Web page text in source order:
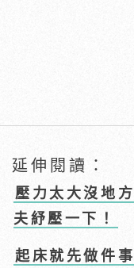
延伸閱讀：
壓力太大沒地
夫紓壓一下！
起床就先做件